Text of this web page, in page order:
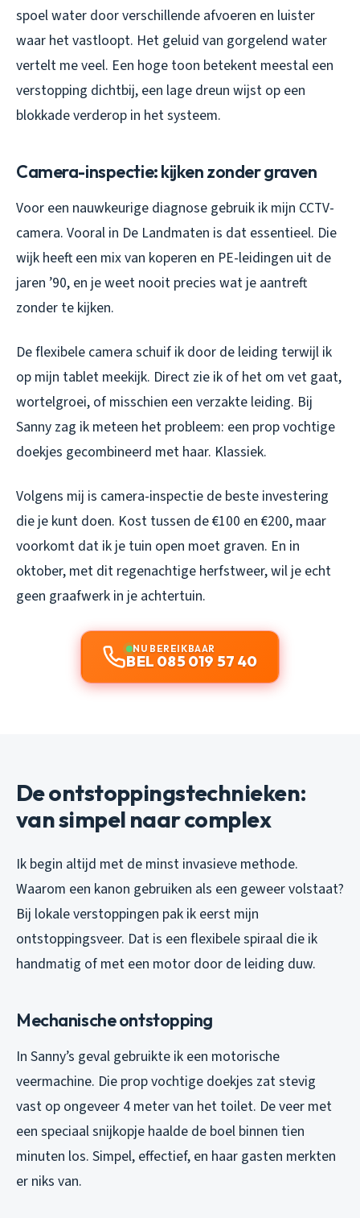
spoel water door verschillende afvoeren en luister
waar het vastloopt. Het geluid van gorgelend water
vertelt me veel. Een hoge toon betekent meestal een
verstopping dichtbij, een lage dreun wijst op een
blokkade verderop in het systeem.
Camera-inspectie: kijken zonder graven
Voor een nauwkeurige diagnose gebruik ik mijn CCTV-
camera. Vooral in De Landmaten is dat essentieel. Die
wijk heeft een mix van koperen en PE-leidingen uit de
jaren ’90, en je weet nooit precies wat je aantreft
zonder te kijken.
De flexibele camera schuif ik door de leiding terwijl ik
op mijn tablet meekijk. Direct zie ik of het om vet gaat,
wortelgroei, of misschien een verzakte leiding. Bij
Sanny zag ik meteen het probleem: een prop vochtige
doekjes gecombineerd met haar. Klassiek.
Volgens mij is camera-inspectie de beste investering
die je kunt doen. Kost tussen de €100 en €200, maar
voorkomt dat ik je tuin open moet graven. En in
oktober, met dit regenachtige herfstweer, wil je echt
geen graafwerk in je achtertuin.
NU BEREIKBAAR
BEL 085 019 57 40
De ontstoppingstechnieken:
van simpel naar complex
Ik begin altijd met de minst invasieve methode.
Waarom een kanon gebruiken als een geweer volstaat?
Bij lokale verstoppingen pak ik eerst mijn
ontstoppingsveer. Dat is een flexibele spiraal die ik
handmatig of met een motor door de leiding duw.
Mechanische ontstopping
In Sanny’s geval gebruikte ik een motorische
veermachine. Die prop vochtige doekjes zat stevig
vast op ongeveer 4 meter van het toilet. De veer met
een speciaal snijkopje haalde de boel binnen tien
minuten los. Simpel, effectief, en haar gasten merkten
er niks van.